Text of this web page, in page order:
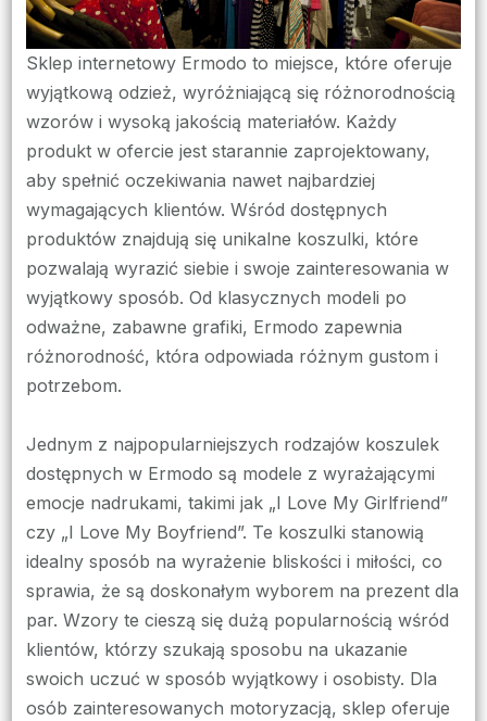
Sklep internetowy Ermodo to miejsce, które oferuje
wyjątkową odzież, wyróżniającą się różnorodnością
wzorów i wysoką jakością materiałów. Każdy
produkt w ofercie jest starannie zaprojektowany,
aby spełnić oczekiwania nawet najbardziej
wymagających klientów. Wśród dostępnych
produktów znajdują się unikalne koszulki, które
pozwalają wyrazić siebie i swoje zainteresowania w
wyjątkowy sposób. Od klasycznych modeli po
odważne, zabawne grafiki, Ermodo zapewnia
różnorodność, która odpowiada różnym gustom i
potrzebom.
Jednym z najpopularniejszych rodzajów koszulek
dostępnych w Ermodo są modele z wyrażającymi
emocje nadrukami, takimi jak „I Love My Girlfriend”
czy „I Love My Boyfriend”. Te koszulki stanowią
idealny sposób na wyrażenie bliskości i miłości, co
sprawia, że są doskonałym wyborem na prezent dla
par. Wzory te cieszą się dużą popularnością wśród
klientów, którzy szukają sposobu na ukazanie
swoich uczuć w sposób wyjątkowy i osobisty. Dla
osób zainteresowanych motoryzacją, sklep oferuje